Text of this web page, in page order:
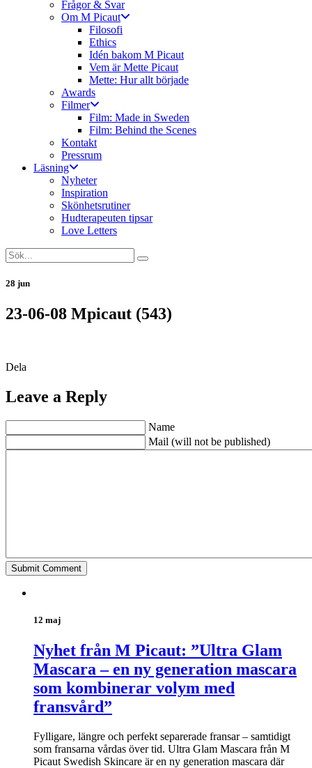
Frågor & Svar
Om M Picaut
Filosofi
Ethics
Idén bakom M Picaut
Vem är Mette Picaut
Mette: Hur allt började
Awards
Filmer
Film: Made in Sweden
Film: Behind the Scenes
Kontakt
Pressrum
Läsning
Nyheter
Inspiration
Skönhetsrutiner
Hudterapeuten tipsar
Love Letters
28 jun
23-06-08 Mpicaut (543)
Dela
Leave a Reply
Name
Mail (will not be published)
12 maj
Nyhet från M Picaut: ”Ultra Glam
Mascara – en ny generation mascara
som kombinerar volym med
fransvård”
Fylligare, längre och perfekt separerade fransar – samtidigt
som fransarna vårdas över tid. Ultra Glam Mascara från M
Picaut Swedish Skincare är en ny generation mascara där